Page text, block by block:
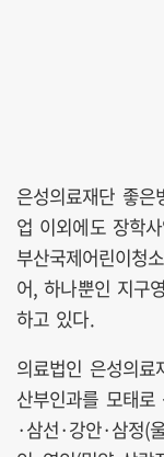
은성의료재단 좋
업 이외에도 장학
부산국제어린이청
어, 하나뿐인 지구
하고 있다.
의료법인 은성의
산부인과를 모태
·삼선·강안·삼정(